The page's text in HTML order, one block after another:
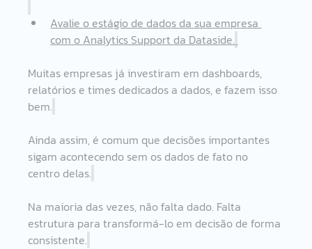
Avalie o estágio de dados da sua empresa
com o Analytics Support da Dataside.
Muitas empresas já investiram em dashboards,
relatórios e times dedicados a dados, e fazem isso
bem.
Ainda assim, é comum que decisões importantes
sigam acontecendo sem os dados de fato no
centro delas.
Na maioria das vezes, não falta dado. Falta
estrutura para transformá-lo em decisão de forma
consistente.